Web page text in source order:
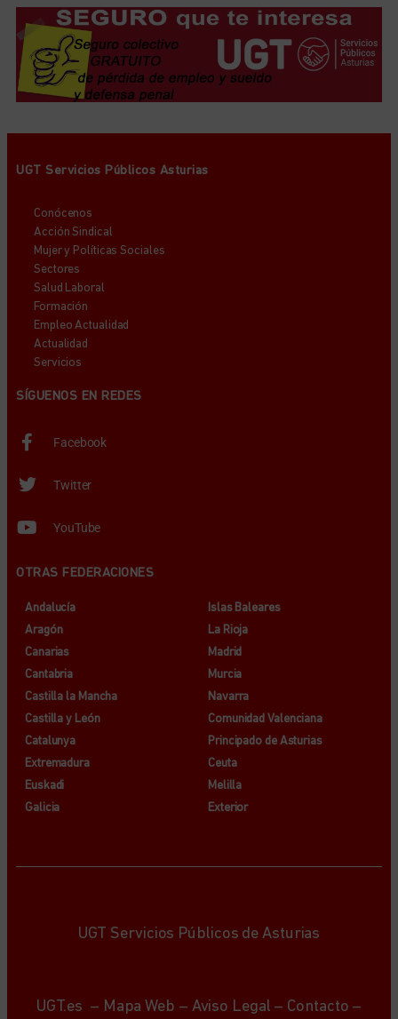
UGT Servicios Públicos Asturias
Conócenos
Acción Sindical
Mujer y Políticas Sociales
Sectores
Salud Laboral
Formación
Empleo Actualidad
Actualidad
Servicios
SÍGUENOS EN REDES
Facebook
Twitter
YouTube
OTRAS FEDERACIONES
Andalucía
Aragón
Canarias
Cantabria
Castilla la Mancha
Castilla y León
Catalunya
Extremadura
Euskadi
Galicia
Islas Baleares
La Rioja
Madrid
Murcia
Navarra
Comunidad Valenciana
Principado de Asturias
Ceuta
Melilla
Exterior
UGT Servicios Públicos de Asturias
UGT.es – Mapa Web – Aviso Legal – Contacto –